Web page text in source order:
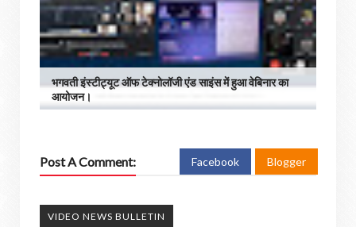
भगवती इंस्टीट्यूट ऑफ टेक्नोलॉजी एंड साइंस में हुआ वेबिनार का
आयोजन।
Post A Comment: Facebook Blogger
VIDEO NEWS BULLETIN